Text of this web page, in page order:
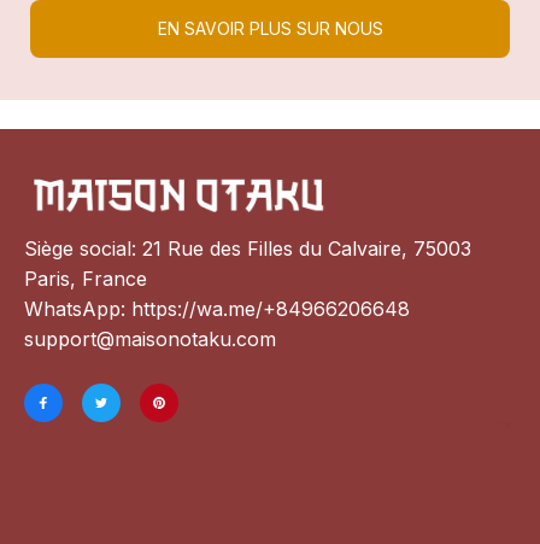
EN SAVOIR PLUS SUR NOUS
Siège social: 21 Rue des Filles du Calvaire, 75003
Paris, France
WhatsApp: https://wa.me/+84966206648
support@maisonotaku.com